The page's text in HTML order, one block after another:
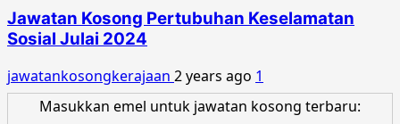
Jawatan Kosong Pertubuhan Keselamatan
Sosial Julai 2024
jawatankosongkerajaan 2 years ago 1
Masukkan emel untuk jawatan kosong terbaru: